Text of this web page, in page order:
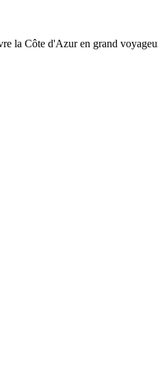
la Côte d'Azur en grand